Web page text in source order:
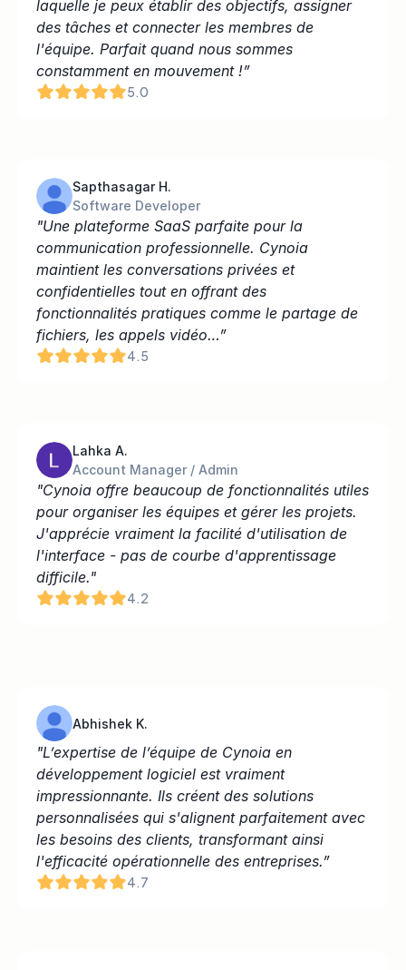
laquelle je peux établir des objectifs, assigner
des tâches et connecter les membres de
l'équipe. Parfait quand nous sommes
constamment en mouvement !”
5.0
Sapthasagar H.
Software Developer
"Une plateforme SaaS parfaite pour la
communication professionnelle. Cynoia
maintient les conversations privées et
confidentielles tout en offrant des
fonctionnalités pratiques comme le partage de
fichiers, les appels vidéo…”
4.5
Lahka A.
Account Manager / Admin
"Cynoia offre beaucoup de fonctionnalités utiles
pour organiser les équipes et gérer les projets.
J'apprécie vraiment la facilité d'utilisation de
l'interface - pas de courbe d'apprentissage
difficile."
4.2
Abhishek K.
"L’expertise de l’équipe de Cynoia en
développement logiciel est vraiment
impressionnante. Ils créent des solutions
personnalisées qui s'alignent parfaitement avec
les besoins des clients, transformant ainsi
l'efficacité opérationnelle des entreprises.”
4.7